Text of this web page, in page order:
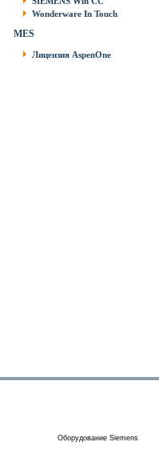
Wonderware In Touch
MES
Лицензия AspenOne
Оборудование Siemens